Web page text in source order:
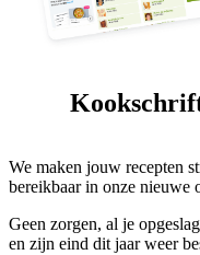
We maken jouw recepten
bereikbaar in onze nieuwe
Geen zorgen, al je
en zijn eind dit jaar weer